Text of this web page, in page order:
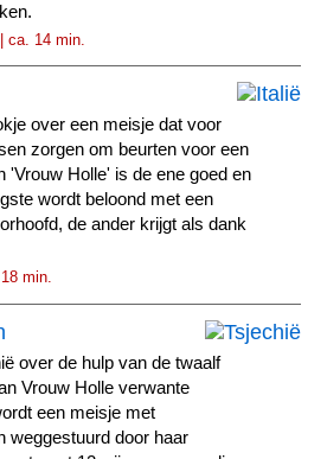
ca. 14 min.
over een meisje dat voor
zorgen om beurten voor een
'Vrouw Holle' is de ene goed en
wordt beloond met een
de ander krijgt als dank
min.
over de hulp van de twaalf
Vrouw Holle verwante
een meisje met
weggestuurd door haar